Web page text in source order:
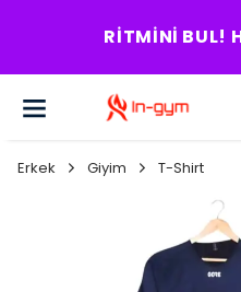
RITMINI BUL!
Erkek Giyim T-Shirt